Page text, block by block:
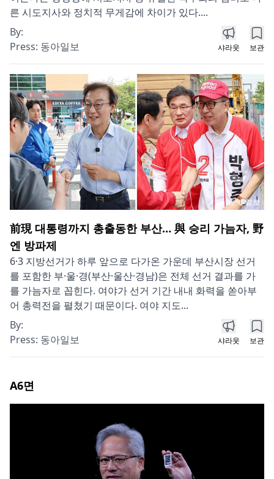
른 시도지사와 정치적 무게감에 차이가 있다....
By:
Press: 동아일보 샤라웃 보관
前現 대통령까지 총출동한 부산… 與 승리 가늠자, 野
엔 방파제
6·3 지방선거가 하루 앞으로 다가온 가운데 부산시장 선거
를 포함한 부·울·경(부산·울산·경남)은 전체 선거 결과를 가
를 가늠자로 꼽힌다. 여야가 선거 기간 내내 화력을 쏟아부
어 총력전을 펼쳤기 때문이다. 여야 지도...
By:
Press: 동아일보 샤라웃 보관
A6면